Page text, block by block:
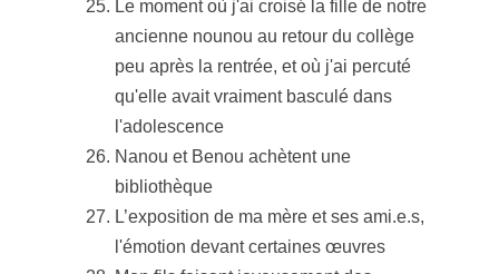
Le moment où j'ai croisé la fille de notre
ancienne nounou au retour du collège
peu après la rentrée, et où j'ai percuté
qu'elle avait vraiment basculé dans
l'adolescence
Nanou et Benou achètent une
bibliothèque
L’exposition de ma mère et ses ami.e.s,
l'émotion devant certaines œuvres